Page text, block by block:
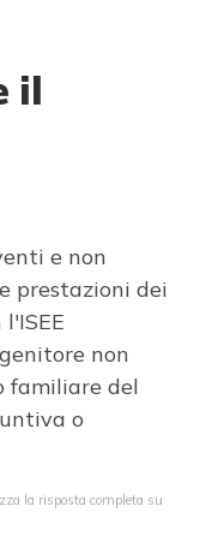
il
e non
prestazioni dei
non
familiare del
o
la risposta completa su